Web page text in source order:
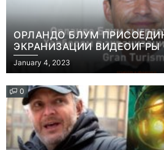
ОРЛАНДО БЛУМ
ЭКРАНИЗАЦИИ ВИДЕОИГРЫ
January 4, 2023
0